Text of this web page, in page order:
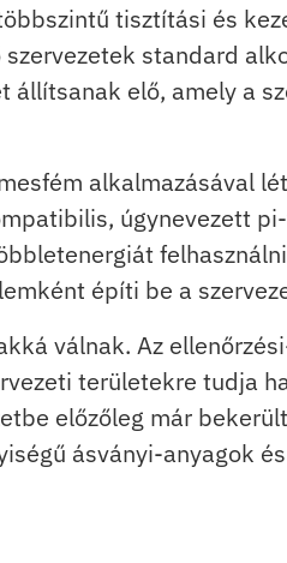
tisztítási és
standard
elő, amely a
alkalmazásával
úgynevezett
építi be a
válnak. Az
területekre tudja
előzőleg már
ásványi-anyagok